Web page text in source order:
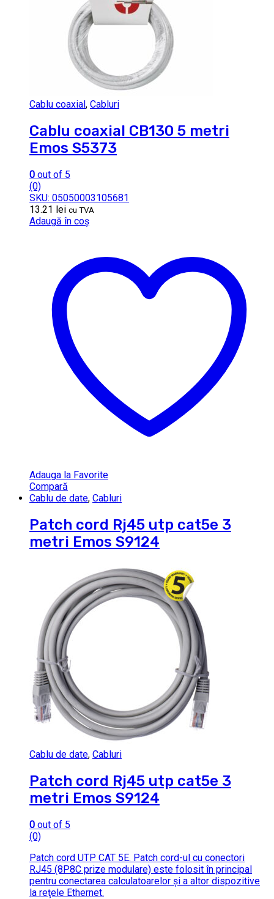
Cablu coaxial, Cabluri
Cablu coaxial CB130 5 metri
Emos S5373
0 out of 5
(0)
SKU: 05050003105681
13.21 lei cu TVA
Adaugă în coș
Adauga la Favorite
Compară
Cablu de date, Cabluri
Patch cord Rj45 utp cat5e 3
metri Emos S9124
Cablu de date, Cabluri
Patch cord Rj45 utp cat5e 3
metri Emos S9124
0 out of 5
(0)
Patch cord UTP CAT 5E. Patch cord-ul cu conectori
RJ45 (8P8C prize modulare) este folosit în principal
pentru conectarea calculatoarelor şi a altor dispozitive
la reţele Ethernet.